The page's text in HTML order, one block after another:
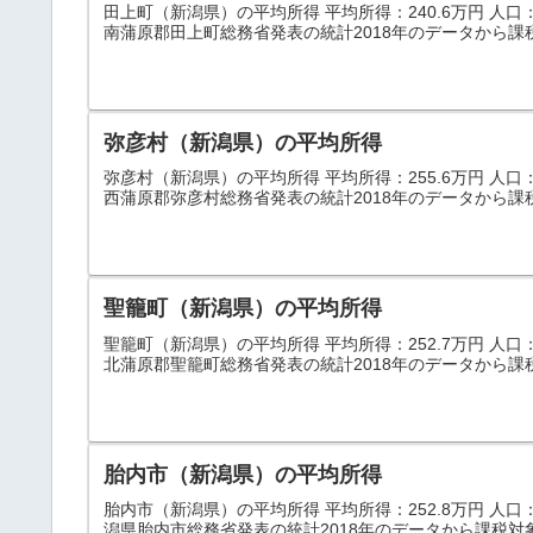
田上町（新潟県）の平均所得 平均所得：240.6万円 人
南蒲原郡田上町総務省発表の統計2018年のデータから
弥彦村（新潟県）の平均所得
弥彦村（新潟県）の平均所得 平均所得：255.6万円 人
西蒲原郡弥彦村総務省発表の統計2018年のデータから
聖籠町（新潟県）の平均所得
聖籠町（新潟県）の平均所得 平均所得：252.7万円 人
北蒲原郡聖籠町総務省発表の統計2018年のデータから
胎内市（新潟県）の平均所得
胎内市（新潟県）の平均所得 平均所得：252.8万円 人